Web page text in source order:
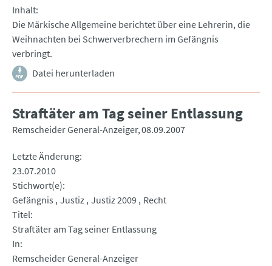
Inhalt
Die Märkische Allgemeine berichtet über eine Lehrerin, die
Weihnachten bei Schwerverbrechern im Gefängnis
verbringt.
Datei herunterladen
Straftäter am Tag seiner Entlassung
Remscheider General-Anzeiger 08.09.2007
Letzte Änderung
23.07.2010
Stichwort(e)
Gefängnis Justiz Justiz 2009 Recht
Titel
Straftäter am Tag seiner Entlassung
In
Remscheider General-Anzeiger